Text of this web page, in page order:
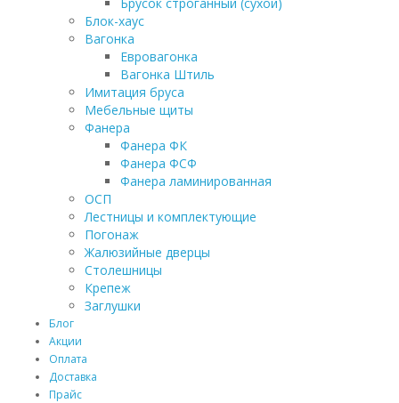
Блок-хаус
Вагонка
Евровагонка
Вагонка Штиль
Имитация бруса
Мебельные щиты
Фанера
Фанера ФК
Фанера ФСФ
Фанера ламинированная
ОСП
Лестницы и комплектующие
Погонаж
Жалюзийные дверцы
Столешницы
Крепеж
Заглушки
Блог
Акции
Оплата
Доставка
Прайс